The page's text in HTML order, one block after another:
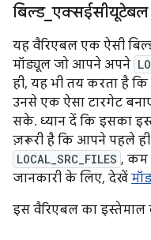
बिल्ड_एक्सईसीयूटेबल
यह वैरिएबल एक ऐसी
मॉड्यूल जो आपने अपने
ही, यह भी तय करता है
उनसे एक ऐसा टारगेट
सके. ध्यान दें कि इसका
ज़रूरी है कि आपने पहले ही
LOCAL_SRC_FILES , कम
जानकारी के लिए, देखें
इस वैरिएबल का